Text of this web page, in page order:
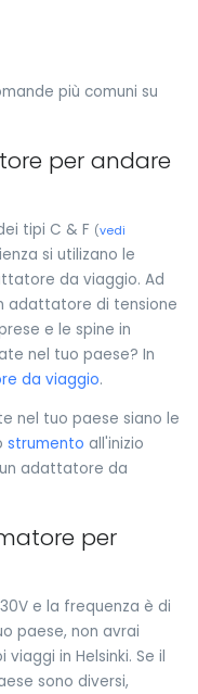
più comuni su
per andare
tipi C & F (vedi
si utilizano le
da viaggio. Ad
adattatore di tensione
e le spine in
nel tuo paese? In
da viaggio.
nel tuo paese siano le
strumento all'inizio
adattatore da
per
e la frequenza è di
paese, non avrai
in Helsinki. Se il
sono diversi,